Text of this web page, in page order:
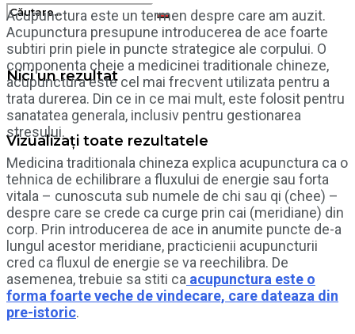
Nici un rezultat
Vizualizați toate rezultatele
Acupunctura este un termen despre care am auzit.
Acupunctura presupune introducerea de ace foarte
subtiri prin piele in puncte strategice ale corpului. O
componenta cheie a medicinei traditionale chineze,
acupunctura este cel mai frecvent utilizata pentru a
trata durerea. Din ce in ce mai mult, este folosit pentru
sanatatea generala, inclusiv pentru gestionarea
stresului.
Medicina traditionala chineza explica acupunctura ca o
tehnica de echilibrare a fluxului de energie sau forta
vitala – cunoscuta sub numele de chi sau qi (chee) –
despre care se crede ca curge prin cai (meridiane) din
corp. Prin introducerea de ace in anumite puncte de-a
lungul acestor meridiane, practicienii acupuncturii
cred ca fluxul de energie se va reechilibra. De
asemenea, trebuie sa stiti ca acupunctura este o
forma foarte veche de vindecare, care dateaza din
pre-istoric.